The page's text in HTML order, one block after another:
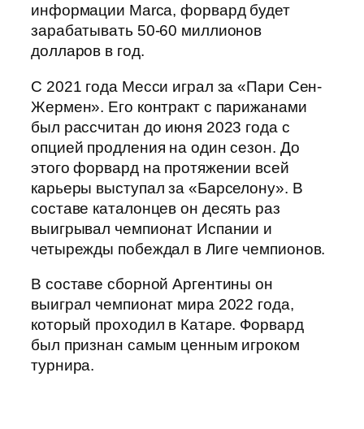
информации Marca, форвард будет
зарабатывать 50-60 миллионов
долларов в год.
С 2021 года Месси играл за «Пари Сен-
Жермен». Его контракт с парижанами
был рассчитан до июня 2023 года с
опцией продления на один сезон. До
этого форвард на протяжении всей
карьеры выступал за «Барселону». В
составе каталонцев он десять раз
выигрывал чемпионат Испании и
четырежды побеждал в Лиге чемпионов.
В составе сборной Аргентины он
выиграл чемпионат мира 2022 года,
который проходил в Катаре. Форвард
был признан самым ценным игроком
турнира.